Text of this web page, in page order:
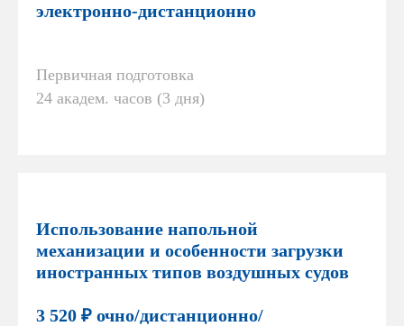
электронно-дистанционно
Первичная подготовка
24 академ. часов (3 дня)
Использование напольной
механизации и особенности загрузки
иностранных типов воздушных судов
3 520 ₽ очно/дистанционно/